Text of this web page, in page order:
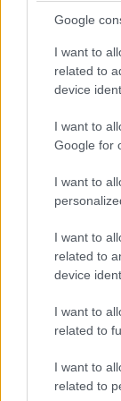
Google
I want to
related to
device
I want to
Google for
I want to
I want to
related to
device
I want to
related to
I want to
related to
Ma non solo:
italiano per
“Gamma 60”,
di 60 metri di
prima
variabile e
modulazione
navicella
ha
prova eolico
anni ’90. Chi
persona a
settore